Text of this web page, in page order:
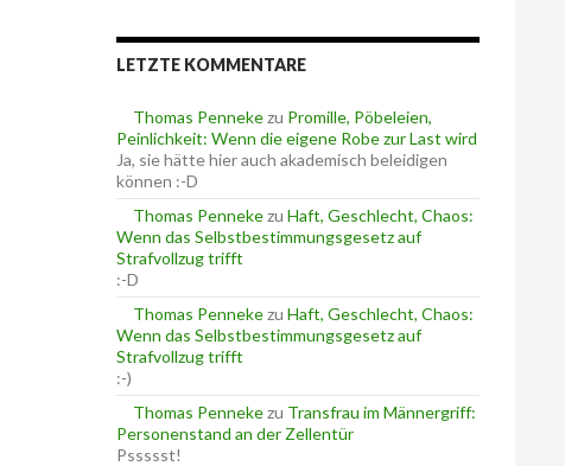
n
e
n
c
h
:
LETZTE KOMMENTARE
Thomas Pennekezu Promille, Pöbeleien,
Peinlichkeit: Wenn die eigene Robe zur Last wird
Ja, sie hätte hier auch akademisch beleidigen
können :-D
Thomas Pennekezu Haft, Geschlecht, Chaos:
Wenn das Selbstbestimmungsgesetz auf
Strafvollzug trifft
:-D
Thomas Pennekezu Haft, Geschlecht, Chaos:
Wenn das Selbstbestimmungsgesetz auf
Strafvollzug trifft
:-)
Thomas Pennekezu Transfrau im Männergriff:
Personenstand an der Zellentür
Pssssst!